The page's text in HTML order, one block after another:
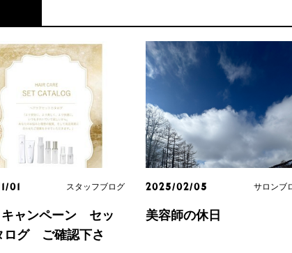
01 スタッフブログ
キャンペーン セッ
ログ ご確認下さ
2025/02/05 サロンブ
美容師の休日